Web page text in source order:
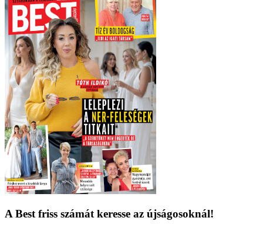
A Best friss számát keresse az újságosoknál!